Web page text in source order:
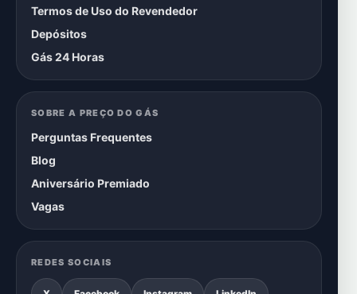
Termos de Uso do Revendedor
Depósitos
Gás 24 Horas
SOBRE A PREÇO DO GÁS
Perguntas Frequentes
Blog
Aniversário Premiado
Vagas
REDES SOCIAIS